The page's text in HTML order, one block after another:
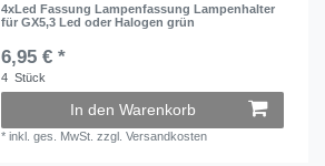
4xLed Fassung Lampenfassung Lampenhalter
für GX5,3 Led oder Halogen grün
6,95 € *
4 Stück
In den Warenkorb
*inkl. ges. MwSt. zzgl.Versandkosten